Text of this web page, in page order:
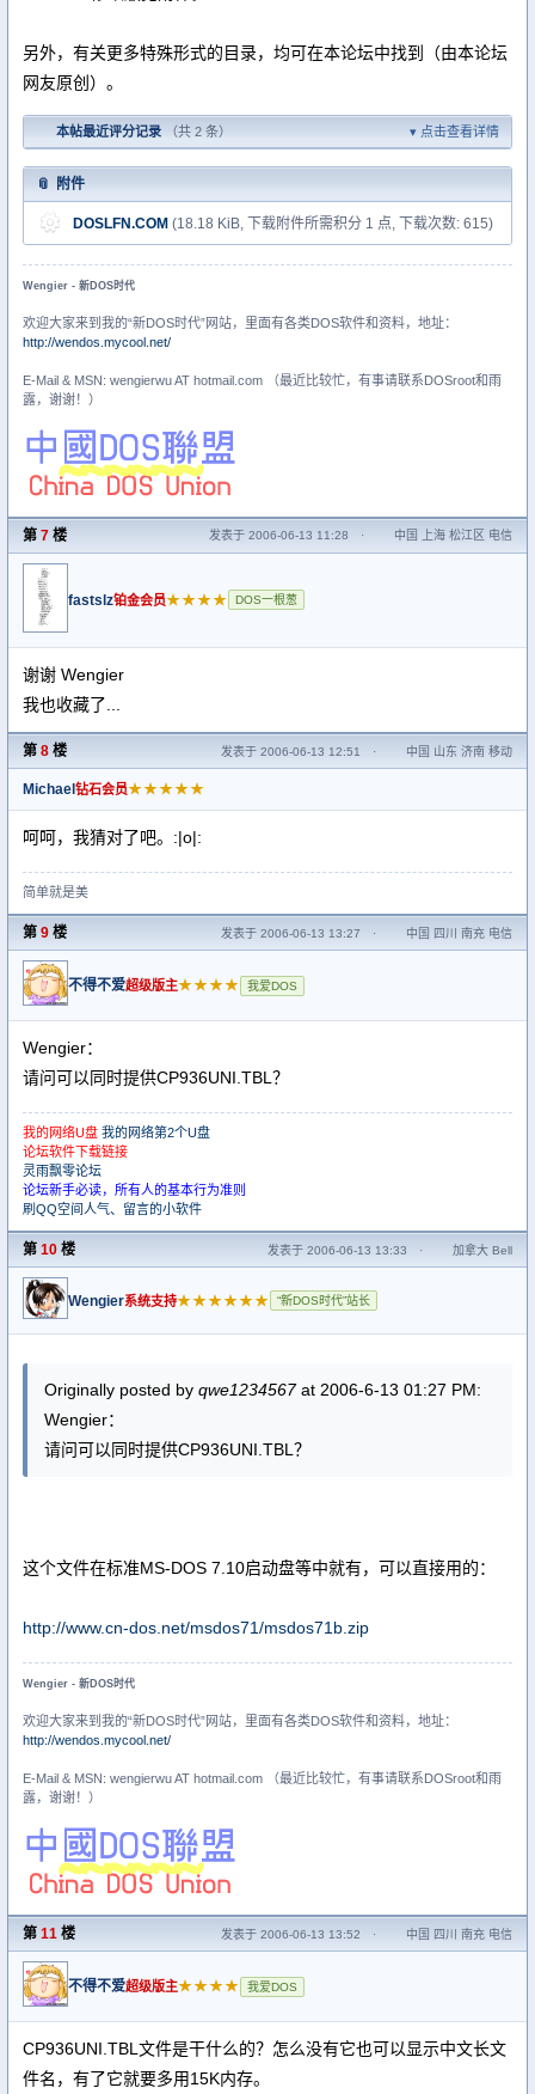
另外，有关更多特殊形式的目录，均可在本论坛中找到（由本论坛
网友原创）。
本帖最近评分记录 （共 2 条） 点击查看详情
附件
DOSLFN.COM (18.18 KiB, 下载附件所需积分 1 点, 下载次数: 615)
Wengier - 新DOS时代
欢迎大家来到我的“新DOS时代”网站，里面有各类DOS软件和资料，地址：
http://wendos.mycool.net/
E-Mail & MSN: wengierwu AT hotmail.com （最近比较忙，有事请联系DOSroot和雨
露，谢谢！）
第 7 楼 发表于 2006-06-13 11:28 · 中国 上海 松江区 电信
fastslz铂金会员★★★★ DOS一根葱
谢谢 Wengier
我也收藏了...
第 8 楼 发表于 2006-06-13 12:51 · 中国 山东 济南 移动
Michael 钻石会员★★★★★
呵呵，我猜对了吧。:|o|:
简单就是美
第 9 楼 发表于 2006-06-13 13:27 · 中国 四川 南充 电信
不得不爱超级版主★★★★ 我爱DOS
Wengier：
请问可以同时提供CP936UNI.TBL？
我的网络U盘 我的网络第2个U盘
论坛软件下载链接
灵雨飘零论坛
论坛新手必读，所有人的基本行为准则
刷QQ空间人气、留言的小软件
第 10 楼 发表于 2006-06-13 13:33 · 加拿大 Bell
Wengier系统支持★★★★★★ “新DOS时代”站长
Originally posted by qwe1234567at 2006-6-13 01:27 PM:
Wengier：
请问可以同时提供CP936UNI.TBL？
这个文件在标准MS-DOS 7.10启动盘等中就有，可以直接用的：
http://www.cn-dos.net/msdos71/msdos71b.zip
Wengier - 新DOS时代
欢迎大家来到我的“新DOS时代”网站，里面有各类DOS软件和资料，地址：
http://wendos.mycool.net/
E-Mail & MSN: wengierwu AT hotmail.com （最近比较忙，有事请联系DOSroot和雨
露，谢谢！）
第 11 楼 发表于 2006-06-13 13:52 · 中国 四川 南充 电信
不得不爱超级版主★★★★ 我爱DOS
CP936UNI.TBL文件是干什么的？怎么没有它也可以显示中文长文
件名，有了它就要多用15K内存。